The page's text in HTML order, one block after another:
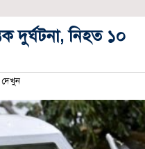
দুর্ঘটনা, নিহত ১০